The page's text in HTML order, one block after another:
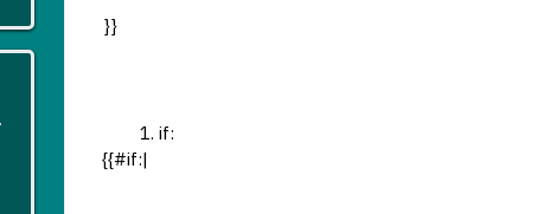
}}
if:
{{#if:|